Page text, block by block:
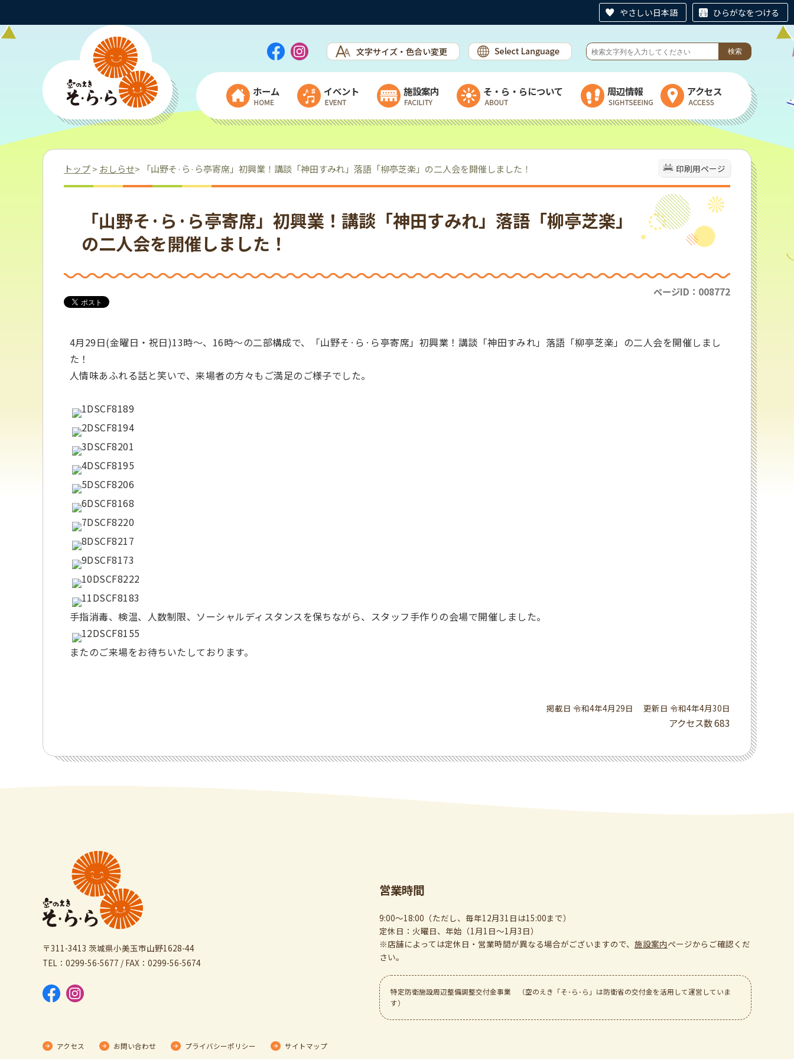
やさしい日本語 ひらがなをつける
ホーム イベント
露店＆ワークショップ出店者募集
施設案内
直売所＆物産館
チャレンジショップ棟
そ・ら・らについて 周辺情報 アクセス
印刷用ページ
トップ> おしらせ> 「山野そ·ら·ら亭寄席」初興業！講談「神田すみれ」落語「柳亭芝楽」の二人会を開催しました！
「山野そ·ら·ら亭寄席」初興業！講談「神田すみれ」落語「柳亭芝楽」
の二人会を開催しました！
ページID：008772
4月29日(金曜日・祝日)13時～、16時～の二部構成で、「山野そ·ら·ら亭寄席」初興業！講談「神田すみれ」落語「柳亭芝楽」の二人会を開催しまし
た！
人情味あふれる話と笑いで、来場者の方々もご満足のご様子でした。
手指消毒、検温、人数制限、ソーシャルディスタンスを保ちながら、スタッフ手作りの会場で開催しました。
またのご来場をお待ちいたしております。
掲載日 令和4年4月29日 更新日 令和4年4月30日
アクセス数683
〒311-3413 茨城県小美玉市山野1628-44
TEL：0299-56-5677 / FAX：0299-56-5674
営業時間
9:00～18:00（ただし、毎年12月31日は15:00まで）
定休日：火曜日、年始（1月1日～1月3日）
※店舗によっては定休日・営業時間が異なる場合がございますので、 施設案内ぺージからご確認くだ
さい。
特定防衛施設周辺整備調整交付金事業 （空のえき「そ･ら･ら」は防衛省の交付金を活用して運営していま
す）
アクセス お問い合わせ プライバシーポリシー サイトマップ